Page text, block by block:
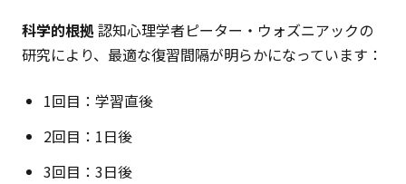
科学的根拠認知心理学者ピーター・ウォズニアックの
研究により、最適な復習間隔が明らかになっています：
1回目：学習直後
2回目：1日後
3回目：3日後